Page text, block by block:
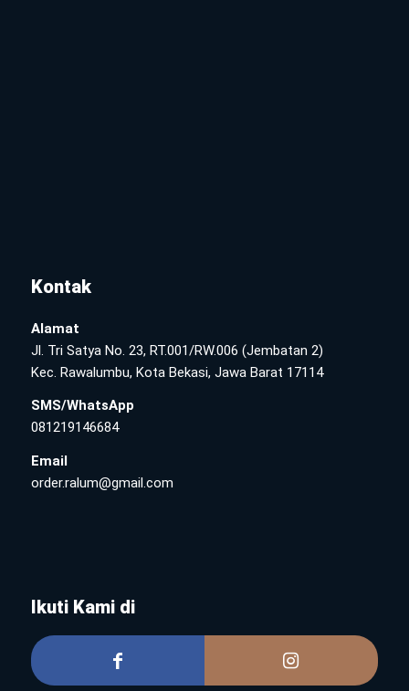
Kontak
Alamat
Jl. Tri Satya No. 23, RT.001/RW.006 (Jembatan 2)
Kec. Rawalumbu, Kota Bekasi, Jawa Barat 17114
SMS/WhatsApp
081219146684
Email
order.ralum@gmail.com
Ikuti Kami di